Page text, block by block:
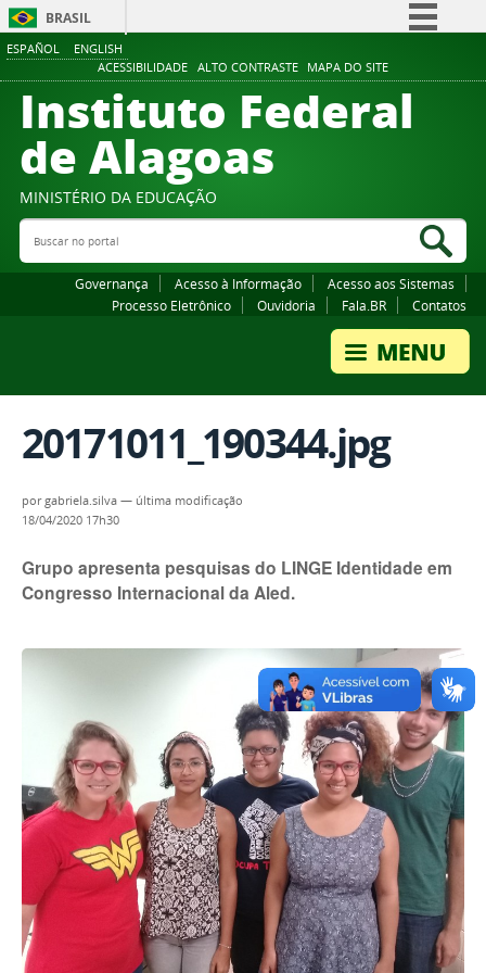
ESPAÑOL ENGLISH
ACESSIBILIDADE ALTO CONTRASTE MAPA DO SITE
BRASIL
Comunica BR
Participe
Canais
Instituto Federal
de Alagoas
MINISTÉRIO DA EDUCAÇÃO
Buscar no portal
Governança Acesso à Informação
Acesso aos Sistemas
Processo Eletrônico
Ouvidoria Fala.BR Contatos
20171011_190344.jpg
porgabriela.silva — última modificação
18/04/2020 17h30
Grupo apresenta pesquisas do LINGE Identidade em
Congresso Internacional da Aled.